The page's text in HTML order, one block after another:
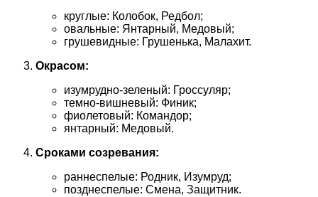
круглые: Колобок, Редбол;
овальные: Янтарный, Медовый;
грушевидные: Грушенька, Малахит.
Окрасом:
изумрудно-зеленый: Гроссуляр;
темно-вишневый: Финик;
фиолетовый: Командор;
янтарный: Медовый.
Сроками созревания:
раннеспелые: Родник, Изумруд;
позднеспелые: Смена, Защитник.